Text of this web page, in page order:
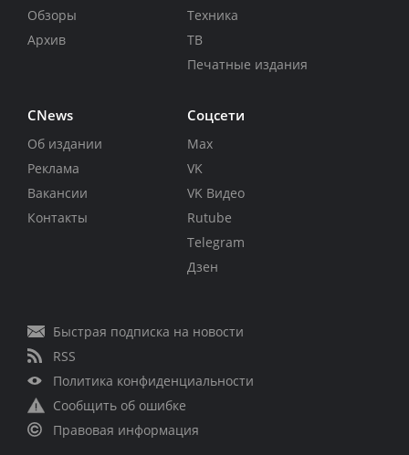
Обзоры
Архив
Техника
ТВ
Печатные издания
CNews
Об издании
Реклама
Вакансии
Контакты
Соцсети
Max
VK
VK Видео
Rutube
Telegram
Дзен
Быстрая подписка на новости
RSS
Политика конфиденциальности
Сообщить об ошибке
Правовая информация